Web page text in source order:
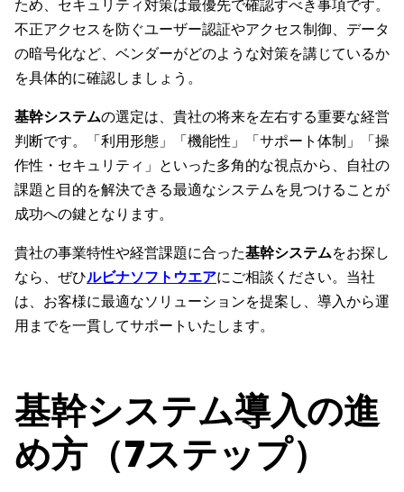
ため、セキュリティ対策は最優先で確認すべき事項です。
不正アクセスを防ぐユーザー認証やアクセス制御、データ
の暗号化など、ベンダーがどのような対策を講じているか
を具体的に確認しましょう。
基幹システムの選定は、貴社の将来を左右する重要な経営
判断です。「利用形態」「機能性」「サポート体制」「操
作性・セキュリティ」といった多角的な視点から、自社の
課題と目的を解決できる最適なシステムを見つけることが
成功への鍵となります。
貴社の事業特性や経営課題に合った基幹システムをお探し
なら、ぜひルビナソフトウエアにご相談ください。当社
は、お客様に最適なソリューションを提案し、導入から運
用までを一貫してサポートいたします。
基幹システム導入の進
め方（7ステップ）